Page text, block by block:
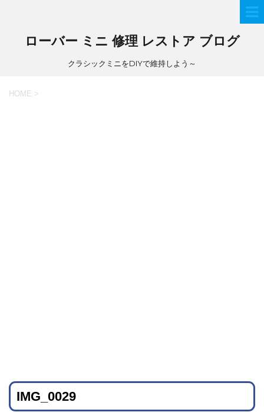
ローバー ミニ 修理 レストア ブログ
クラシックミニをDIYで維持しよう～
HOME >
IMG_0029